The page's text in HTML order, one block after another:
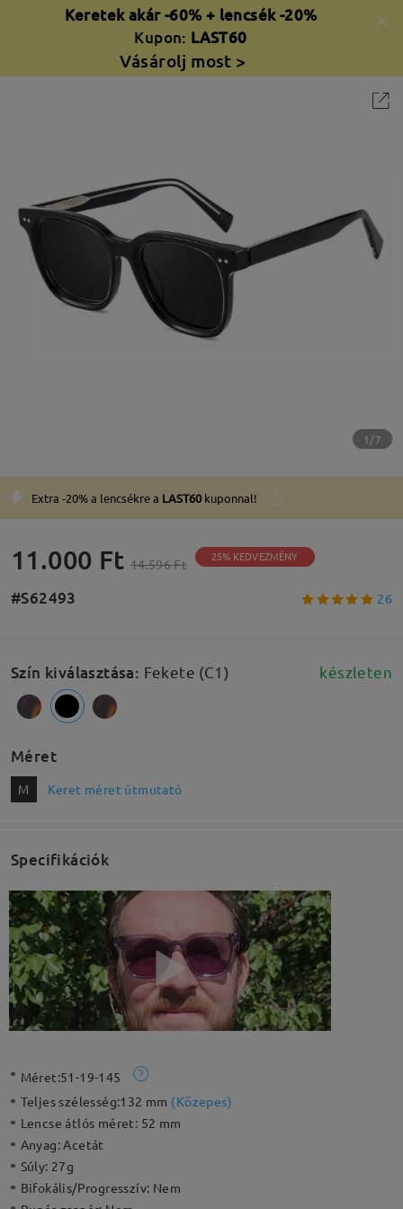
Keretek akár -60% + lencsék -20%
Kupon: LAST60
Vásárolj most >
1/7
Extra -20% a lencsékre a LAST60 kuponnal!
11.000 Ft 14.596 Ft 25% KEDVEZMÉNY
#S62493 26
Szín kiválasztása: Fekete (C1) készleten
Méret
M Keret méret útmutató
Specifikációk
Méret:51-19-145
Teljes szélesség:132 mm (Közepes)
Lencse átlós méret: 52 mm
Anyag:Acetát
Súly: 27g
Bifokális/Progresszív: Nem